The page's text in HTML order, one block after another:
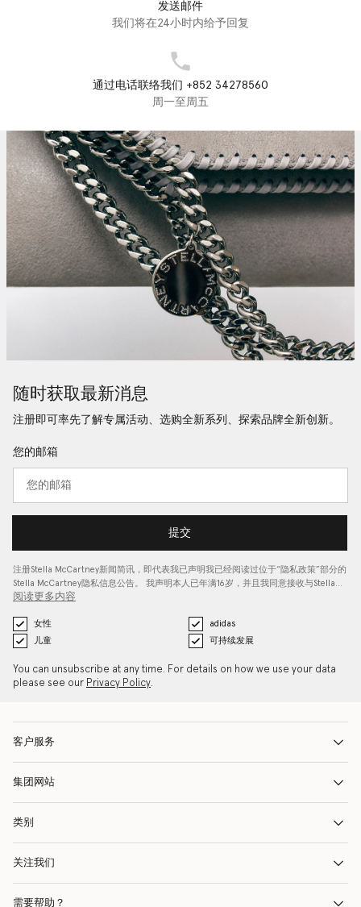
发送邮件
我们将在24小时内给予回复
通过电话联络我们 +852 34278560
周一至周五
随时获取最新消息
注册即可率先了解专属活动、选购全新系列、探索品牌全新创新。
您的邮箱
提交
注册Stella McCartney新闻简讯，即代表我已声明我已经阅读过位于“隐私政策”部分的
Stella McCartney隐私信息公告。 我声明本人已年满16岁，并且我同意接收与Stella…
阅读更多内容
女性
adidas
儿童
可持续发展
You can unsubscribe at any time. For details on how we use your data
please see our Privacy Policy.
客户服务
集团网站
类别
关注我们
需要帮助？